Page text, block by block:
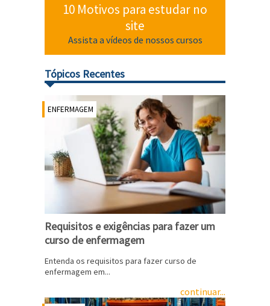
10 Motivos para estudar no
site
Assista a vídeos de nossos cursos
Tópicos Recentes
ENFERMAGEM
Requisitos e exigências para fazer um
curso de enfermagem
Entenda os requisitos para fazer curso de
enfermagem em...
continuar...